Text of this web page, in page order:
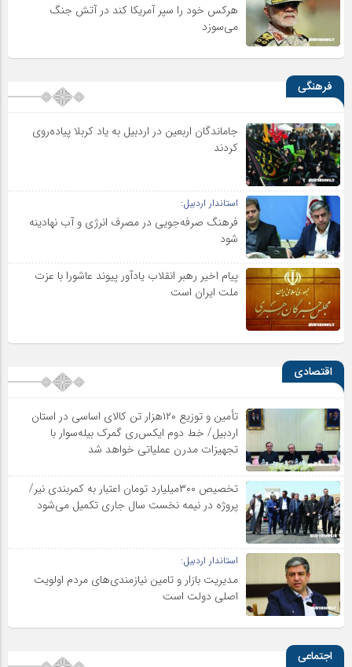
هرکس خود را سپر آمریکا کند در آتش جنگ
می‌سوزد
فرهنگی
جاماندگان اربعین در اردبیل به یاد کربلا پیاده‌روی
کردند
استاندار اردبیل:
فرهنگ صرفه‌جویی در مصرف انرژی و آب نهادینه
شود
پیام اخیر رهبر انقلاب یادآور پیوند عاشورا با عزت
ملت ایران است
اقتصادی
تأمین و توزیع ۱۲۰هزار تن کالای اساسی در استان
اردبیل/ خط دوم ایکس‌ری گمرک بیله‌سوار با
تجهیزات مدرن عملیاتی خواهد شد
تخصیص ۳۰۰میلیارد تومان اعتبار به کمربندی نیر/
پروژه در نیمه نخست سال جاری تکمیل می‌شود
استاندار اردبیل:
مدیریت بازار و تامین نیازمندی‌های مردم اولویت‌
اصلی دولت است
اجتماعی